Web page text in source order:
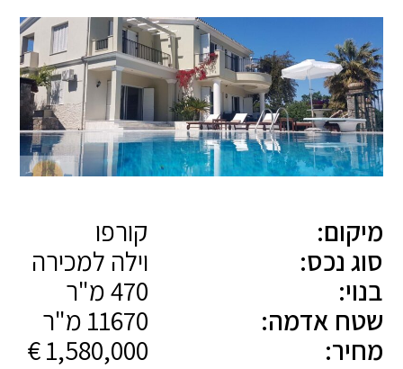
מיקום:
קורפו
סוג נכס:
וילה למכירה
בנוי:
שטח אדמה:
מחיר: